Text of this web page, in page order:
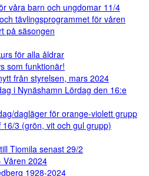
våra barn och ungdomar 11/4
tävlingsprogrammet för våren
på säsongen
för alla åldrar
som funktionär!
från styrelsen, mars 2024
i Nynäshamn Lördag den 16:e
dagläger för orange-violett grupp
16/3 (grön, vit och gul grupp)
Tiomila senast 29/2
Våren 2024
1928-2024